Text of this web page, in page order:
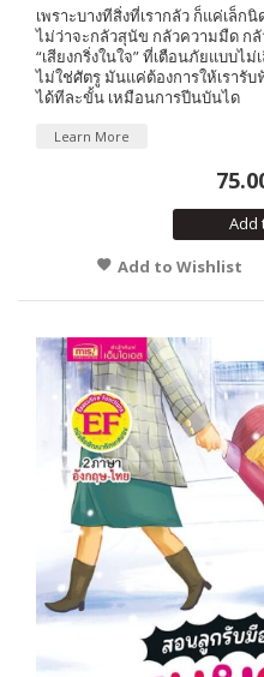
เพราะบางทีสิ่งที่เรากลัว ก็แค่เล็ก
ไม่ว่าจะกลัวสุนัข กลัวความมืด ก
“เสียงกริ่งในใจ” ที่เตือนภัยแบบไ
ไม่ใช่ศัตรู มันแค่ต้องการให้เรารั
ได้ทีละขั้น เหมือนการปีนบันได
Learn More
Add
Add to Wishlist